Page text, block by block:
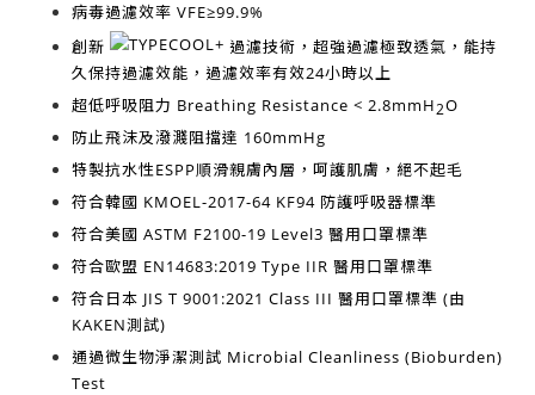
病毒過濾效率 VFE≥99.9%
創新
過濾技術，超強過濾極致透氣，能持
久保持過濾效能，過濾效率有效24小時以上
超低呼吸阻力 Breathing Resistance < 2.8mmH2O
防止飛沫及潑濺阻擋達 160mmHg
特製抗水性ESPP順滑親膚內層，呵護肌膚，絕不起毛
符合韓國 KMOEL-2017-64 KF94 防護呼吸器標準
符合美國 ASTM F2100-19 Level3 醫用口罩標準
符合歐盟 EN14683:2019 Type IIR 醫用口罩標準
符合日本 JIS T 9001:2021 Class III 醫用口罩標準 (由
KAKEN測試)
通過微生物淨潔測試 Microbial Cleanliness (Bioburden)
Test